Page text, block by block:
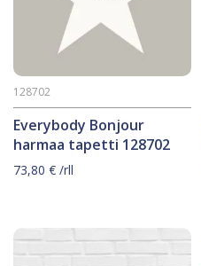
Everybody Bonjour
harmaa tapetti 128702
128702
73,80 € /rll